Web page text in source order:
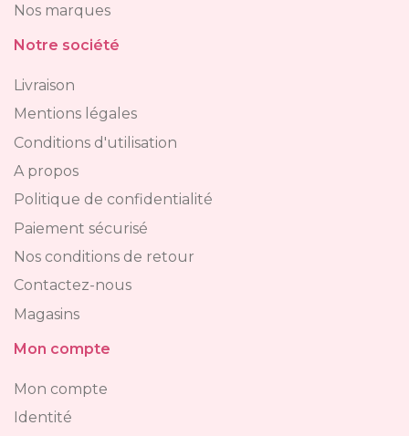
Nos marques
Notre société
Livraison
Mentions légales
Conditions d'utilisation
A propos
Politique de confidentialité
Paiement sécurisé
Nos conditions de retour
Contactez-nous
Magasins
Mon compte
Mon compte
Identité